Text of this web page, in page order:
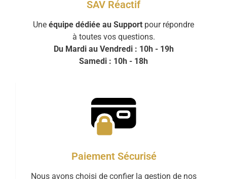
SAV Réactif
Une équipe dédiée au Support pour répondre
à toutes vos questions.
Du Mardi au Vendredi : 10h - 19h
Samedi : 10h - 18h
Paiement Sécurisé
Nous avons choisi de confier la gestion de nos